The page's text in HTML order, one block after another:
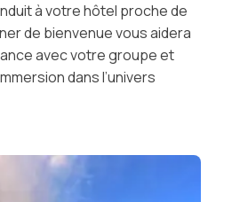
à votre hôtel proche de
de bienvenuevous aidera
avec votre groupe et
dans l’univers